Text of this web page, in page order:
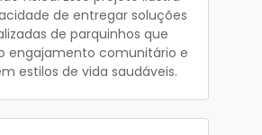
de entregar soluções
de parquinhos que
engajamento comunitário e
estilos de vida saudáveis.